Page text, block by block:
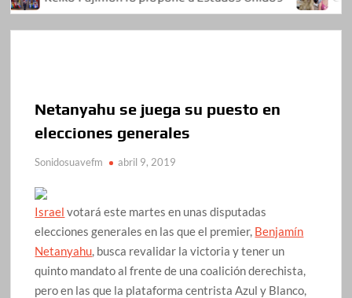
Netanyahu se juega su puesto en
elecciones generales
Sonidosuavefm abril 9, 2019
Israel votará este martes en unas disputadas
elecciones generales en las que el premier, Benjamín
Netanyahu, busca revalidar la victoria y tener un
quinto mandato al frente de una coalición derechista,
pero en las que la plataforma centrista Azul y Blanco,